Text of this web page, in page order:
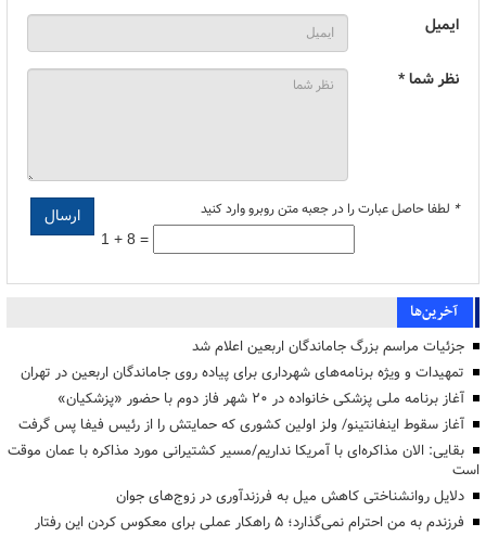
ایمیل
نظر شما *
* لطفا حاصل عبارت را در جعبه متن روبرو وارد کنید
1 + 8 =
آخرین‌ها
جزئیات مراسم بزرگ جاماندگان اربعین اعلام شد
تمهیدات و ویژه برنامه‌های شهرداری برای پیاده روی جاماندگان اربعین در تهران
آغاز برنامه ملی پزشکی خانواده در ۲۰ شهر فاز دوم با حضور «پزشکیان»
آغاز سقوط اینفانتینو/ ولز اولین کشوری که حمایتش را از رئیس فیفا پس گرفت
بقایی: الان مذاکره‌ای با آمریکا نداریم/مسیر کشتیرانی مورد مذاکره با عمان موقت
است
دلایل روانشناختی کاهش میل به فرزندآوری در زوج‌های جوان
فرزندم به من احترام نمی‌گذارد؛ ۵ راهکار عملی برای معکوس کردن این رفتار